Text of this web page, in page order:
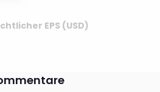
EPS (USD)